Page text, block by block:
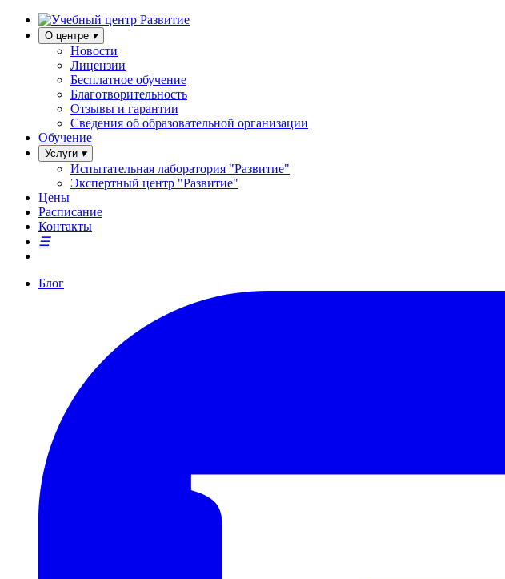
О центре
Новости
Лицензии
Бесплатное обучение
Благотворительность
Отзывы и гарантии
Сведения об образовательной организации
Обучение
Услуги
Испытательная лаборатория "Развитие"
Экспертный центр "Развитие"
Цены
Расписание
Контакты
Блог